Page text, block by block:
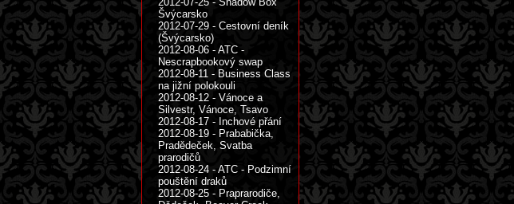
Švýcarsko
2012-07-29 - Cestovní deník
(Švýcarsko)
2012-08-06 - ATC -
Nescrapbookový swap
2012-08-11 - Business Class
na jižní polokouli
2012-08-12 - Vánoce a
Silvestr, Vánoce, Tsavo
2012-08-17 - Inchové přání
2012-08-19 - Prababička,
Pradědeček, Svatba
prarodičů
2012-08-24 - ATC - Podzimní
pouštění draků
2012-08-25 - Praprarodiče,